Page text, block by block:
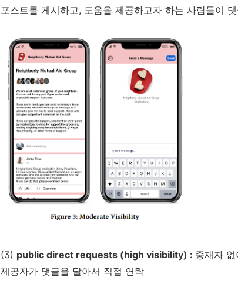
포스트를 게시하고, 도움을 제공하고자 하는 사람들이
(3) public direct requests (high visibility) : 중재자
제공자가 댓글을 달아서 직접 연락